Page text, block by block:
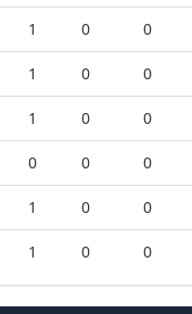
1 0 0
1 0 0
1 0 0
0 0 0
1 0 0
1 0 0